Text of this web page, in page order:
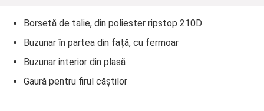
Borsetă de talie, din poliester ripstop 210D
Buzunar în partea din față, cu fermoar
Buzunar interior din plasă
Gaură pentru firul căștilor